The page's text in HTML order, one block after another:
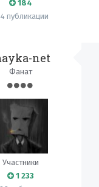
184
публикации
net
Фанат
Участники
1 233